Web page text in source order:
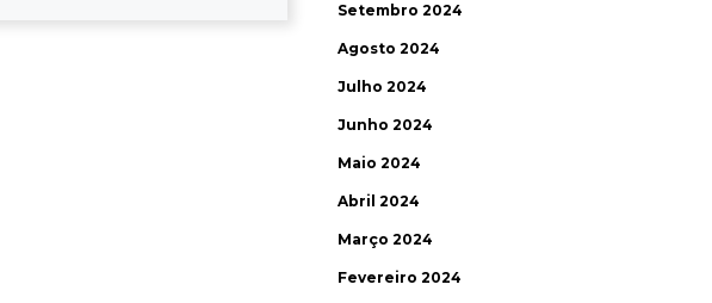
Setembro 2024
Agosto 2024
Julho 2024
Junho 2024
Maio 2024
Abril 2024
Março 2024
Fevereiro 2024